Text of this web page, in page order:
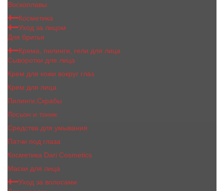
Воскоплавы
Косметика
Уход за лицом
Для бритья
Крема, пилинги, гели для лица
Сыворотки для лица
Крем для кожи вокруг глаз
Крем для лица
Пилинги,Скрабы
Лосьон и тоник
Средства для умывания
Патчи под глаза
Косметика Dari Cosmetics
Маски для лица
Уход за волосами